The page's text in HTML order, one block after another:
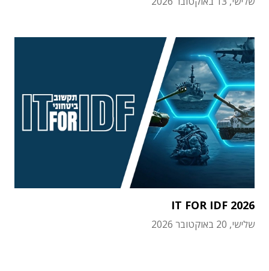
IT FOR IDF 2026
שלישי, 20 באוקטובר 2026